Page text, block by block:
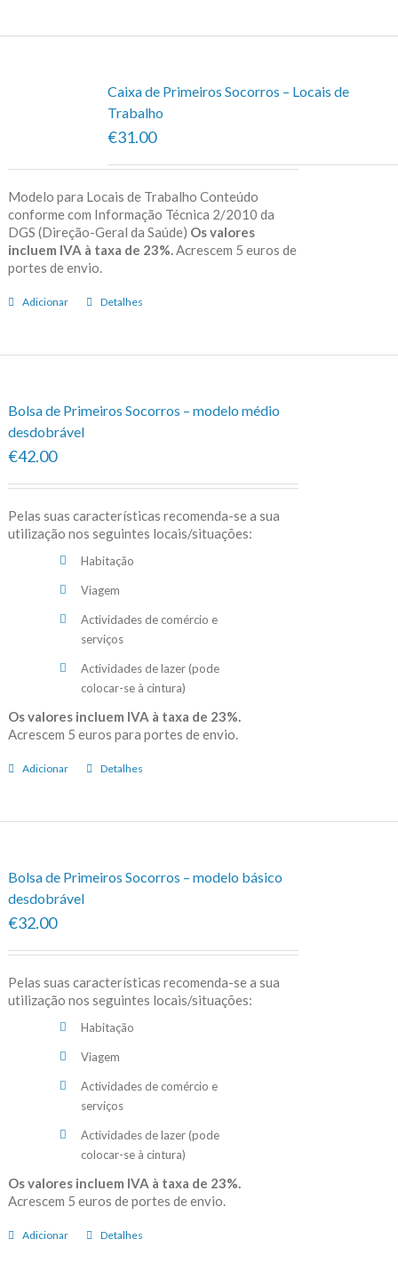
Caixa de Primeiros Socorros – Locais de
Trabalho
€31.00
Modelo para Locais de Trabalho Conteúdo
conforme com Informação Técnica 2/2010 da
DGS (Direção-Geral da Saúde) Os valores
incluem IVA à taxa de 23%. Acrescem 5 euros de
portes de envio.
Adicionar Detalhes
Bolsa de Primeiros Socorros – modelo médio
desdobrável
€42.00
Pelas suas características recomenda-se a sua
utilização nos seguintes locais/situações:
Habitação
Viagem
Actividades de comércio e
serviços
Actividades de lazer (pode
colocar-se à cintura)
Os valores incluem IVA à taxa de 23%.
Acrescem 5 euros para portes de envio.
Adicionar Detalhes
Bolsa de Primeiros Socorros – modelo básico
desdobrável
€32.00
Pelas suas características recomenda-se a sua
utilização nos seguintes locais/situações:
Habitação
Viagem
Actividades de comércio e
serviços
Actividades de lazer (pode
colocar-se à cintura)
Os valores incluem IVA à taxa de 23%.
Acrescem 5 euros de portes de envio.
Adicionar Detalhes